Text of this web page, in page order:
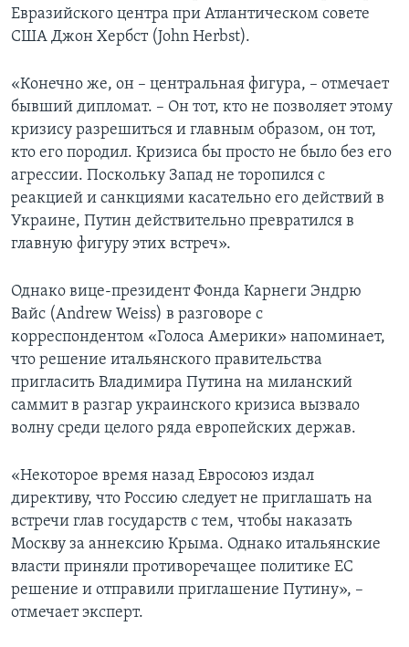
Евразийского центра при Атлантическом совете
США Джон Хербст (John Herbst).
«Конечно же, он – центральная фигура, – отмечает
бывший дипломат. – Он тот, кто не позволяет этому
кризису разрешиться и главным образом, он тот,
кто его породил. Кризиса бы просто не было без его
агрессии. Поскольку Запад не торопился с
реакцией и санкциями касательно его действий в
Украине, Путин действительно превратился в
главную фигуру этих встреч».
Однако вице-президент Фонда Карнеги Эндрю
Вайс (Andrew Weiss) в разговоре с
корреспондентом «Голоса Америки» напоминает,
что решение итальянского правительства
пригласить Владимира Путина на миланский
саммит в разгар украинского кризиса вызвало
волну среди целого ряда европейских держав.
«Некоторое время назад Евросоюз издал
директиву, что Россию следует не приглашать на
встречи глав государств с тем, чтобы наказать
Москву за аннексию Крыма. Однако итальянские
власти приняли противоречащее политике ЕС
решение и отправили приглашение Путину», –
отмечает эксперт.